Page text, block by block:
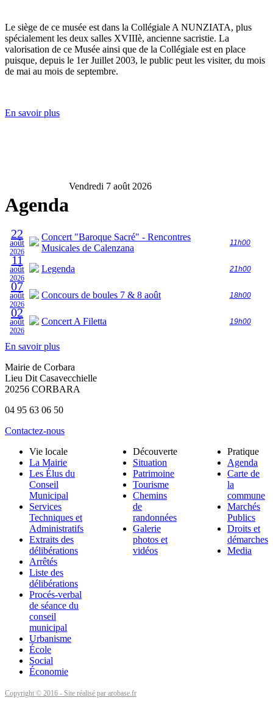
Le siège de ce musée est dans la Collégiale A NUNZIATA, plus
spécialement les deux salles XVIIIè, ancienne sacristie. La
valorisation de ce Musée ainsi que de la Collégiale est en place
puisque, depuis le 1er Juillet 2003, le public peut les visiter, du mois
de mai au mois de septembre.
En savoir plus
Agenda
Vendredi 7 août 2026
22
août
2026
Concert "Baroque Sacré" - Rencontres
Musicales de Calenzana
11h00
11
août
2026
Legenda 21h00
07
août
2026
Concours de boules 7 & 8 août 18h00
02
août
2026
Concert A Filetta 19h00
En savoir plus
Mairie de Corbara
Lieu Dit Casavecchielle
20256 CORBARA
04 95 63 06 50
Contactez-nous
Vie locale
La Mairie
Les Élus du
Conseil
Municipal
Services
Techniques et
Administratifs
Extraits des
délibérations
Arrêtés
Liste des
délibérations
Procés-verbal
de séance du
conseil
municipal
Urbanisme
École
Social
Économie
Découverte
Situation
Patrimoine
Tourisme
Chemins
de
randonnées
Galerie
photos et
vidéos
Pratique
Agenda
Carte de
la
commune
Marchés
Publics
Droits et
démarches
Media
Copyright © 2016 - Site réalisé par arobase.fr